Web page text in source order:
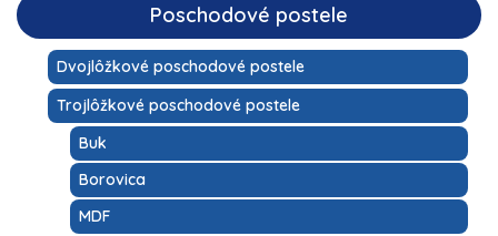
Poschodové postele
Dvojlôžkové poschodové postele
Trojlôžkové poschodové postele
Buk
Borovica
MDF